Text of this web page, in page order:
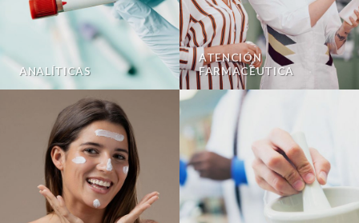
ANALÍTICAS
ATENCIÓN
FARMACÉUTICA